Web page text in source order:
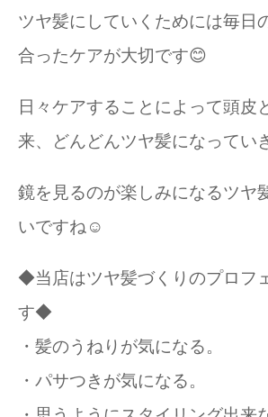
ツヤ髪にしていくためには毎日
合ったケアが大切です😊
日々ケアすることによって頭皮
来、どんどんツヤ髪になってい
鏡を見るのが楽しみになるツヤ
いですね☺️
◆当店はツヤ髪づくりのプロフ
す◆
・髪のうねりが気になる。
・パサつきが気になる。